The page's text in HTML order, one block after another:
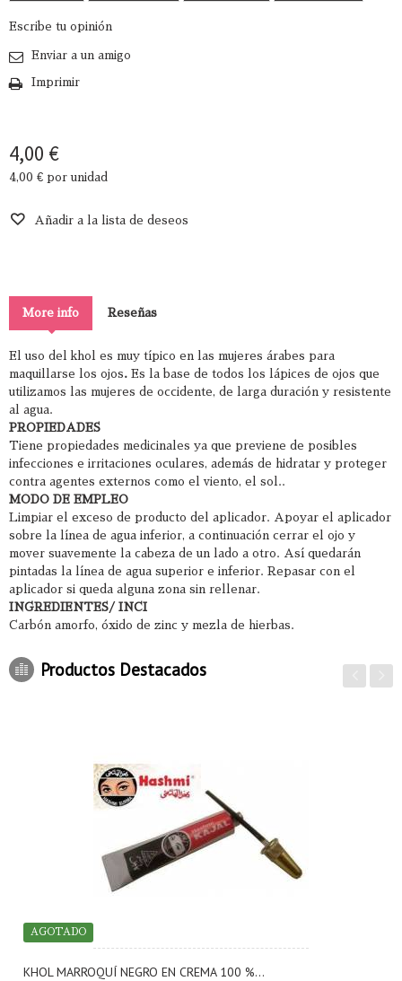
Escribe tu opinión
Enviar a un amigo
Imprimir
4,00 €
4,00 € por unidad
Añadir a la lista de deseos
More info Reseñas
El uso del khol es muy típico en las mujeres árabes para
maquillarse los ojos. Es la base de todos los lápices de ojos que
utilizamos las mujeres de occidente, de larga duración y resistente
al agua.
PROPIEDADES
Tiene propiedades medicinales ya que previene de posibles
infecciones e irritaciones oculares, además de hidratar y proteger
contra agentes externos como el viento, el sol..
MODO DE EMPLEO
Limpiar el exceso de producto del aplicador. Apoyar el aplicador
sobre la línea de agua inferior, a continuación cerrar el ojo y
mover suavemente la cabeza de un lado a otro. Así quedarán
pintadas la línea de agua superior e inferior. Repasar con el
aplicador si queda alguna zona sin rellenar.
INGREDIENTES/ INCI
Carbón amorfo, óxido de zinc y mezla de hierbas.
Productos Destacados
KHOL MARROQUÍ NEGRO EN CREMA 100 %...
AGOTADO